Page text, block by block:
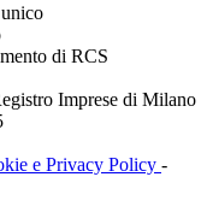
di RCS
Imprese di Milano
e Privacy Policy -